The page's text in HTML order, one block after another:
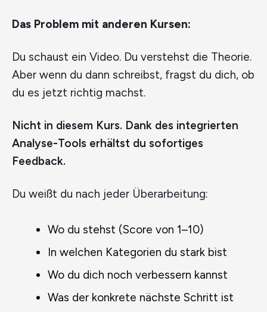
Das Problem mit anderen Kursen:
Du schaust ein Video. Du verstehst die Theorie.
Aber wenn du dann schreibst, fragst du dich, ob
du es jetzt richtig machst.
Nicht in diesem Kurs. Dank des integrierten
Analyse-Tools erhältst du sofortiges
Feedback.
Du weißt du nach jeder Überarbeitung:
Wo du stehst (Score von 1–10)
In welchen Kategorien du stark bist
Wo du dich noch verbessern kannst
Was der konkrete nächste Schritt ist